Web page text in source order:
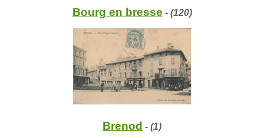
Bourg en bresse - (120)
Brenod - (1)